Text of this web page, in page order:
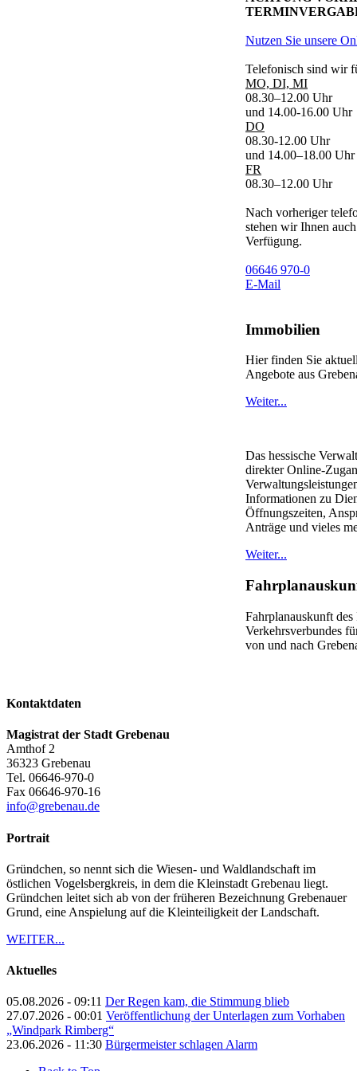
Nutzen Sie unsere
Telefonisch sind wir
MO, DI, MI
08.30–12.00 Uhr
und 14.00-16.00 Uhr
DO
08.30-12.00 Uhr
und 14.00–18.00 Uhr
FR
08.30–12.00 Uhr
Nach vorheriger
stehen wir Ihnen
Verfügung.
06646 970-0
E-Mail
Immobilien
Hier finden Sie
Angebote aus
Weiter...
Das hessische
direkter Online-
Informationen zu
Öffnungszeiten,
Anträge und vieles
Weiter...
Fahrplanauskunft
Verkehrsverbundes
von und nach
Kontaktdaten
Magistrat der Stadt Grebenau
Amthof 2
36323 Grebenau
Tel. 06646-970-0
Fax 06646-970-16
info@grebenau.de
Portrait
Gründchen, so nennt sich die Wiesen- und Waldlandschaft im
östlichen Vogelsbergkreis, in dem die Kleinstadt Grebenau liegt.
Gründchen leitet sich ab von der früheren Bezeichnung Grebenauer
Grund, eine Anspielung auf die Kleinteiligkeit der Landschaft.
WEITER...
Aktuelles
05.08.2026 - 09:11 Der Regen kam, die Stimmung blieb
27.07.2026 - 00:01 Veröffentlichung der Unterlagen zum Vorhaben
„Windpark Rimberg“
23.06.2026 - 11:30 Bürgermeister schlagen Alarm